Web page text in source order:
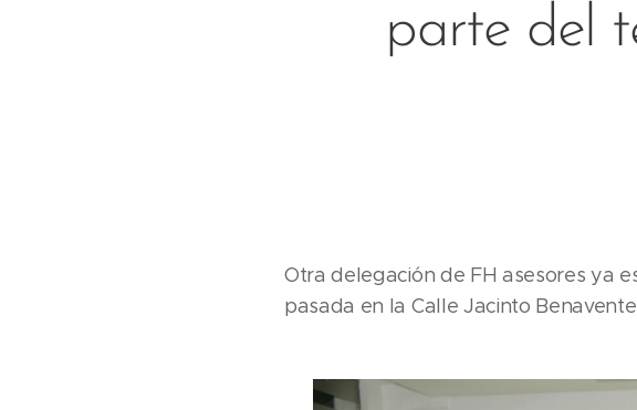
parte del
Otra delegación de FH asesores ya
pasada en la Calle Jacinto Benavente